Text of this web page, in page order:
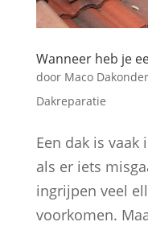
Wanneer heb je
door Maco
Dakreparatie
Een dak is vaak
als er iets
ingrijpen veel
voorkomen.